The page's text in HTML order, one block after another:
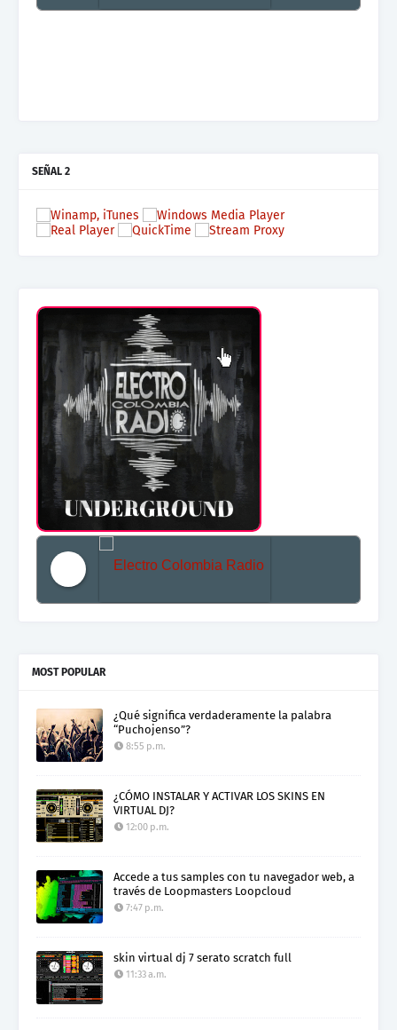
SEÑAL 2
MOST POPULAR
¿Qué significa verdaderamente la palabra
“Puchojenso”?
8:55 p.m.
¿CÓMO INSTALAR Y ACTIVAR LOS SKINS EN
VIRTUAL DJ?
12:00 p.m.
Accede a tus samples con tu navegador web, a
través de Loopmasters Loopcloud
7:47 p.m.
skin virtual dj 7 serato scratch full
11:33 a.m.